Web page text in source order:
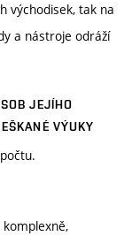
východisek, tak na
a nástroje odráží
JEJÍHO
VÝUKY
komplexně,